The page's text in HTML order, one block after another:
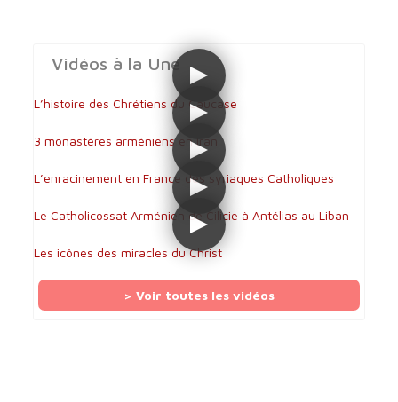
Vidéos à la Une
L’histoire des Chrétiens du Caucase
3 monastères arméniens en Iran
L’enracinement en France des syriaques Catholiques
Le Catholicossat Arménien de Cilicie à Antélias au Liban
Les icônes des miracles du Christ
> Voir toutes les vidéos